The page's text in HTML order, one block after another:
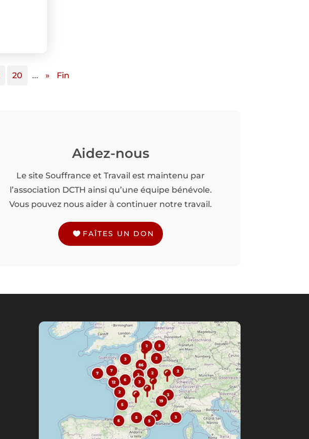
20 ... » Fin
Aidez-nous
Le site Souffrance et Travail est maintenu par
l’association DCTH ainsi qu’une équipe bénévole.
Vous pouvez nous aider à continuer notre travail.
FAÎTES UN DON